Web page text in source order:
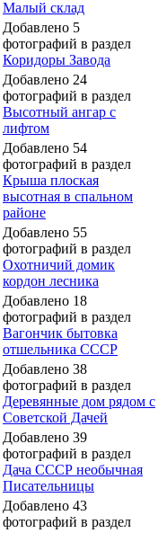
Малый склад
Добавлено 5
фотографий в раздел
Коридоры Завода
Добавлено 24
фотографий в раздел
Высотный ангар с
лифтом
Добавлено 54
фотографий в раздел
Крыша плоская
высотная в спальном
районе
Добавлено 55
фотографий в раздел
Охотничий домик
кордон лесника
Добавлено 18
фотографий в раздел
Вагончик бытовка
отшельника СССР
Добавлено 38
фотографий в раздел
Деревянные дом рядом с
Советской Дачей
Добавлено 39
фотографий в раздел
Дача СССР необычная
Писательницы
Добавлено 43
фотографий в раздел